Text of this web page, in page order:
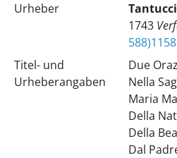
Urheber
1743
Titel- und
Urheberangaben
Due
Nella
Maria
Della
Della
Dal